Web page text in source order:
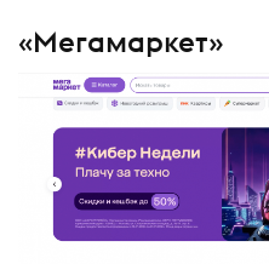
«Мегамаркет»